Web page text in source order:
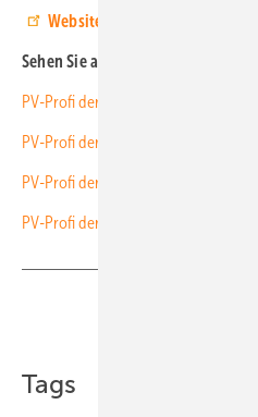
Website von Schäfer – Der
Sehen Sie auch:
PV-Profi der Woche: JM
PV-Profi der Woche: Hamacher
PV-Profi der Woche: Evosun im
PV-Profi der Woche: Gorilla Solar im
Tags